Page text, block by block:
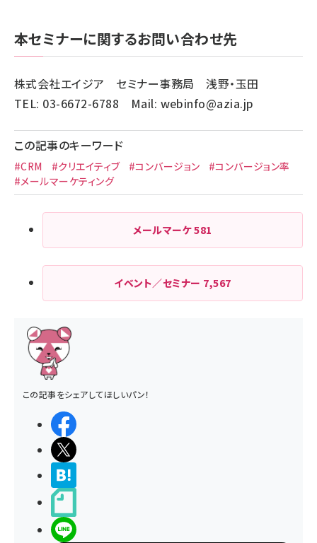
本セミナーに関するお問い合わせ先
株式会社エイジア セミナー事務局 浅野・玉田
TEL: 03-6672-6788 Mail: webinfo@azia.jp
この記事のキーワード
#CRM #クリエイティブ #コンバージョン
#コンバージョン率
#メールマーケティング
メールマーケ581
イベント／セミナー 7,567
この記事をシェアしてほしいパン！